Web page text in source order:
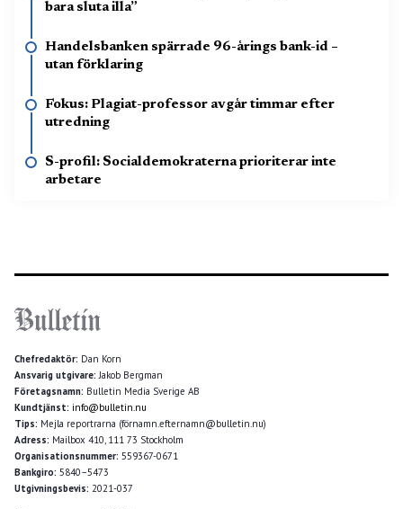
bara sluta illa”
Handelsbanken spärrade 96-årings bank-id –
utan förklaring
Fokus: Plagiat-professor avgår timmar efter
utredning
S-profil: Socialdemokraterna prioriterar inte
arbetare
Chefredaktör: Dan Korn
Ansvarig utgivare: Jakob Bergman
Företagsnamn: Bulletin Media Sverige AB
Kundtjänst: info@bulletin.nu
Tips: Mejla reportrarna (förnamn.efternamn@bulletin.nu)
Adress: Mailbox 410, 111 73 Stockholm
Organisationsnummer: 559367-0671
Bankgiro: 5840–5473
Utgivningsbevis: 2021-037